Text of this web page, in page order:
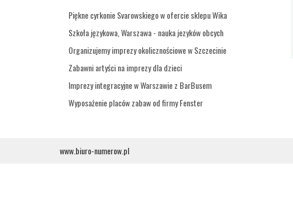
Piękne cyrkonie Svarowskiego w ofercie sklepu Wika
Szkoła językowa, Warszawa - nauka jezyków obcych
Organizujemy imprezy okolicznościowe w Szczecinie
Zabawni artyści na imprezy dla dzieci
Imprezy integracyjne w Warszawie z BarBusem
Wyposażenie placów zabaw od firmy Fenster
www.biuro-numerow.pl